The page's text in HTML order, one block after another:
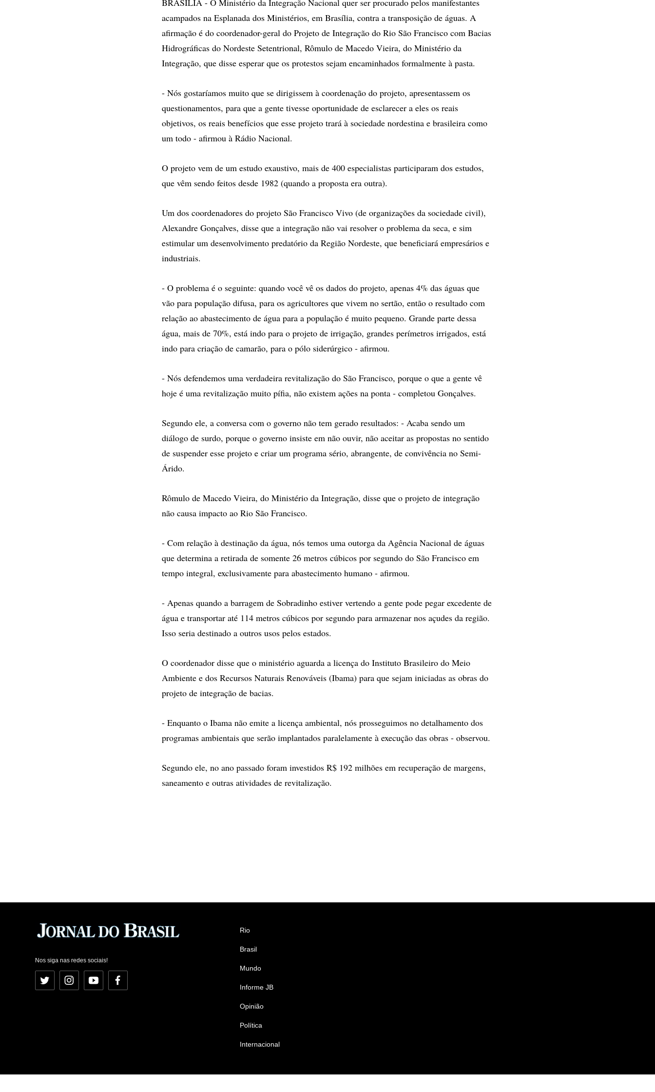
BRASÍLIA - O Ministério da Integração Nacional quer ser procurado pelos manifestantes
acampados na Esplanada dos Ministérios, em Brasília, contra a transposição de águas. A
afirmação é do coordenador-geral do Projeto de Integração do Rio São Francisco com Bacias
Hidrográficas do Nordeste Setentrional, Rômulo de Macedo Vieira, do Ministério da
Integração, que disse esperar que os protestos sejam encaminhados formalmente à pasta.
- Nós gostaríamos muito que se dirigissem à coordenação do projeto, apresentassem os
questionamentos, para que a gente tivesse oportunidade de esclarecer a eles os reais
objetivos, os reais benefícios que esse projeto trará à sociedade nordestina e brasileira como
um todo - afirmou à Rádio Nacional.
O projeto vem de um estudo exaustivo, mais de 400 especialistas participaram dos estudos,
que vêm sendo feitos desde 1982 (quando a proposta era outra).
Um dos coordenadores do projeto São Francisco Vivo (de organizações da sociedade civil),
Alexandre Gonçalves, disse que a integração não vai resolver o problema da seca, e sim
estimular um desenvolvimento predatório da Região Nordeste, que beneficiará empresários e
industriais.
- O problema é o seguinte: quando você vê os dados do projeto, apenas 4% das águas que
vão para população difusa, para os agricultores que vivem no sertão, então o resultado com
relação ao abastecimento de água para a população é muito pequeno. Grande parte dessa
água, mais de 70%, está indo para o projeto de irrigação, grandes perímetros irrigados, está
indo para criação de camarão, para o pólo siderúrgico - afirmou.
- Nós defendemos uma verdadeira revitalização do São Francisco, porque o que a gente vê
hoje é uma revitalização muito pífia, não existem ações na ponta - completou Gonçalves.
Segundo ele, a conversa com o governo não tem gerado resultados: - Acaba sendo um
diálogo de surdo, porque o governo insiste em não ouvir, não aceitar as propostas no sentido
de suspender esse projeto e criar um programa sério, abrangente, de convivência no Semi-
Árido.
Rômulo de Macedo Vieira, do Ministério da Integração, disse que o projeto de integração
não causa impacto ao Rio São Francisco.
- Com relação à destinação da água, nós temos uma outorga da Agência Nacional de águas
que determina a retirada de somente 26 metros cúbicos por segundo do São Francisco em
tempo integral, exclusivamente para abastecimento humano - afirmou.
- Apenas quando a barragem de Sobradinho estiver vertendo a gente pode pegar excedente de
água e transportar até 114 metros cúbicos por segundo para armazenar nos açudes da região.
Isso seria destinado a outros usos pelos estados.
O coordenador disse que o ministério aguarda a licença do Instituto Brasileiro do Meio
Ambiente e dos Recursos Naturais Renováveis (Ibama) para que sejam iniciadas as obras do
projeto de integração de bacias.
- Enquanto o Ibama não emite a licença ambiental, nós prosseguimos no detalhamento dos
programas ambientais que serão implantados paralelamente à execução das obras - observou.
Segundo ele, no ano passado foram investidos R$ 192 milhões em recuperação de margens,
saneamento e outras atividades de revitalização.
Nos siga nas redes sociais!
Twitter InstagramYouTubeFacebook
Rio
Brasil
Mundo
Informe JB
Opinião
Política
Internacional